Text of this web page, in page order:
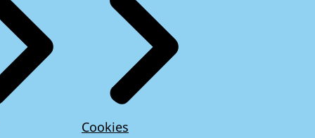
Cookies